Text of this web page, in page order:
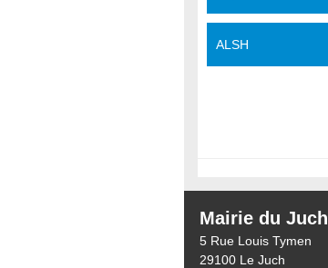
ALSH
Mairie du Juch
5 Rue Louis Tymen
29100 Le Juch